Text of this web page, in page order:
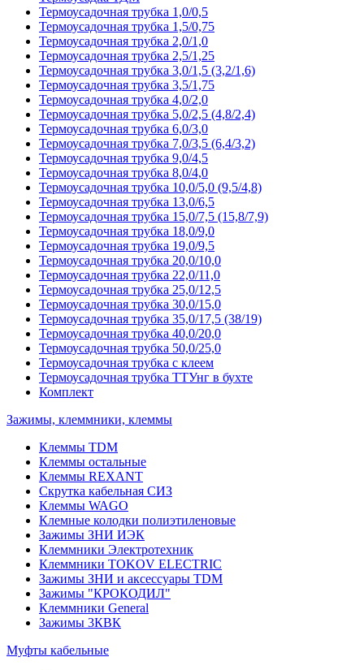
Термоусадочная трубка 1,0/0,5
Термоусадочная трубка 1,5/0,75
Термоусадочная трубка 2,0/1,0
Термоусадочная трубка 2,5/1,25
Термоусадочная трубка 3,0/1,5 (3,2/1,6)
Термоусадочная трубка 3,5/1,75
Термоусадочная трубка 4,0/2,0
Термоусадочная трубка 5,0/2,5 (4,8/2,4)
Термоусадочная трубка 6,0/3,0
Термоусадочная трубка 7,0/3,5 (6,4/3,2)
Термоусадочная трубка 9,0/4,5
Термоусадочная трубка 8,0/4,0
Термоусадочная трубка 10,0/5,0 (9,5/4,8)
Термоусадочная трубка 13,0/6,5
Термоусадочная трубка 15,0/7,5 (15,8/7,9)
Термоусадочная трубка 18,0/9,0
Термоусадочная трубка 19,0/9,5
Термоусадочная трубка 20,0/10,0
Термоусадочная трубка 22,0/11,0
Термоусадочная трубка 25,0/12,5
Термоусадочная трубка 30,0/15,0
Термоусадочная трубка 35,0/17,5 (38/19)
Термоусадочная трубка 40,0/20,0
Термоусадочная трубка 50,0/25,0
Термоусадочная трубка с клеем
Термоусадочная трубка ТТУнг в бухте
Комплект
Зажимы, клеммники, клеммы
Клеммы TDM
Клеммы остальные
Клеммы REXANT
Скрутка кабельная СИЗ
Клеммы WAGO
Клемные колодки полиэтиленовые
Зажимы ЗНИ ИЭК
Клеммники Электротехник
Клеммники TOKOV ELECTRIC
Зажимы ЗНИ и аксессуары TDM
Зажимы "КРОКОДИЛ"
Клеммники General
Зажимы 3КВК
Муфты кабельные